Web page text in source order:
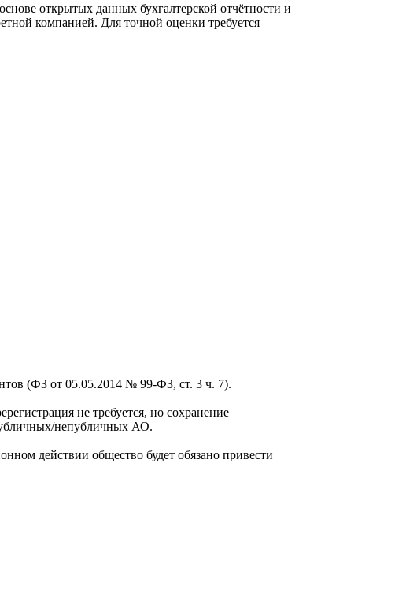
открытых данных бухгалтерской отчётности и
компанией. Для точной оценки требуется
(ФЗ от 05.05.2014 № 99-ФЗ, ст. 3 ч. 7).
не требуется, но сохранение
непубличных АО.
действии общество будет обязано привести